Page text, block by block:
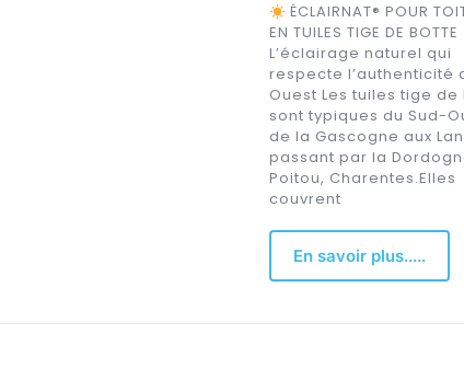
ÉCLAIRNAT® POUR
EN TUILES TIGE DE BOTTE
L’éclairage naturel qui
respecte l’authenticité
Ouest Les tuiles tige de
sont typiques du Sud-
de la Gascogne aux
passant par la
Poitou, Charentes.Elles
couvrent
En savoir plus.....